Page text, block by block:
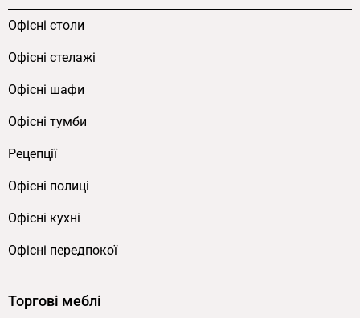
Офісні столи
Офісні стелажі
Офісні шафи
Офісні тумби
Рецепції
Офісні полиці
Офісні кухні
Офісні передпокої
Торгові меблі